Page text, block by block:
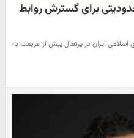
برای گسترش روابط
ایران در پرتغال پیش از عزیمت به